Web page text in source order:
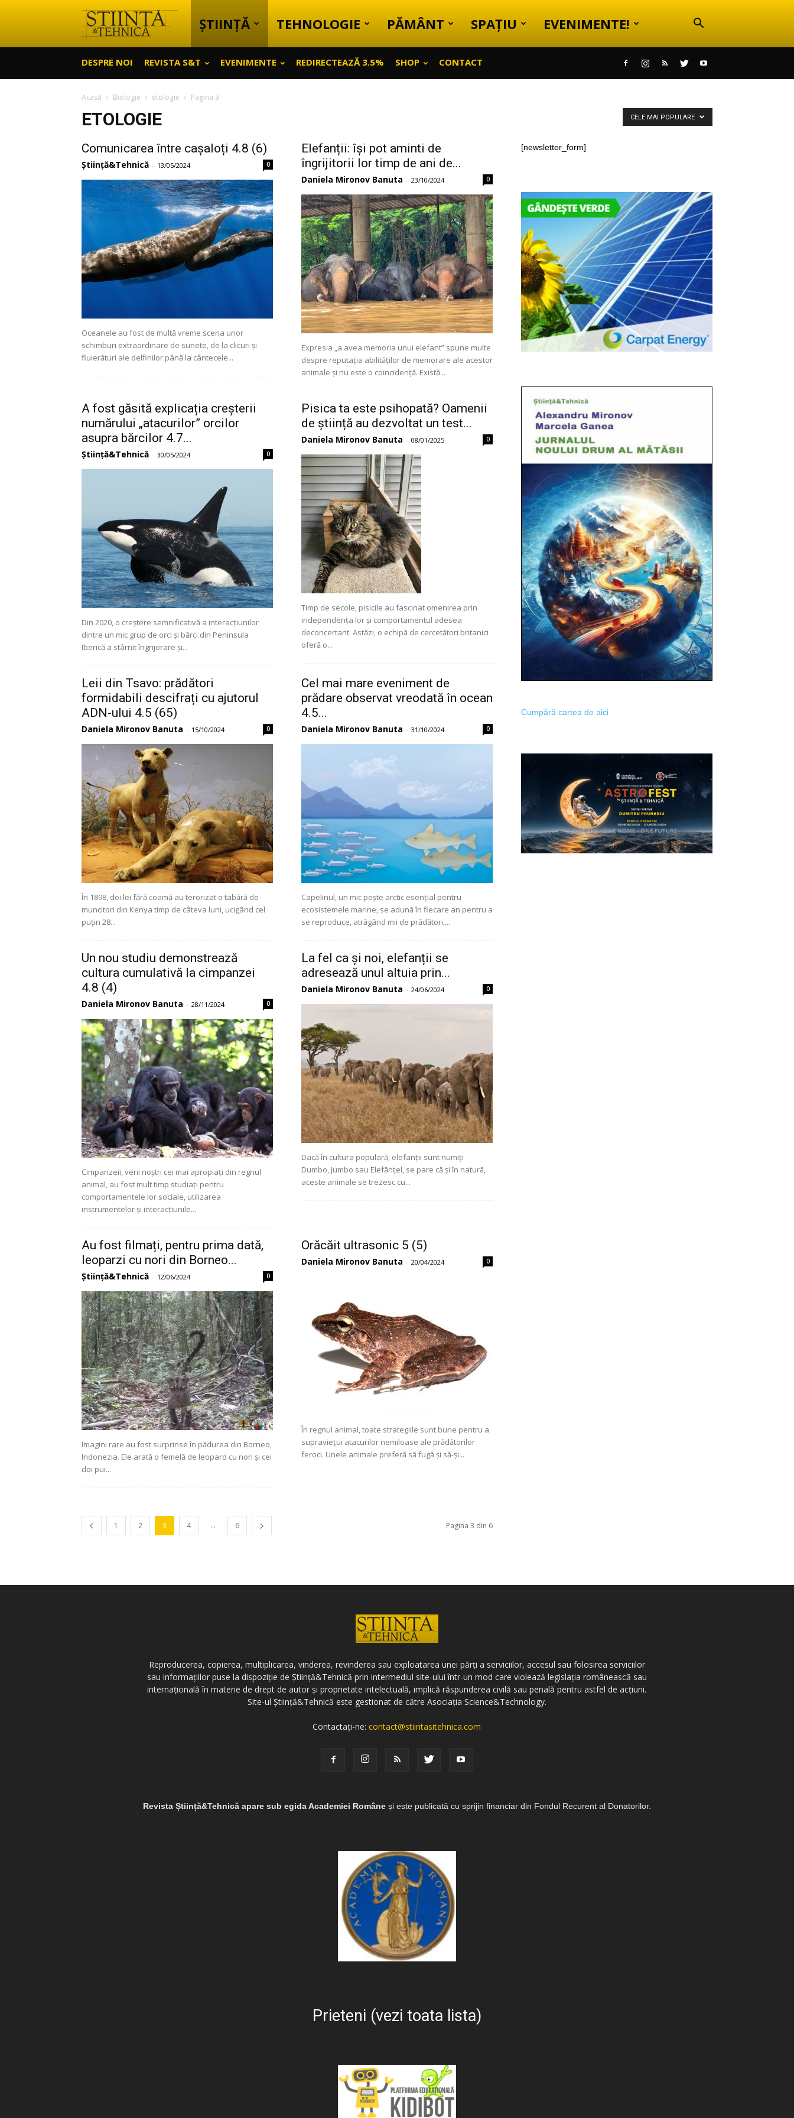
Știință
ȘTIINȚĂ TEHNOLOGIE PĂMÂNT SPAȚIU EVENIMENTE!
DESPRE NOI REVISTA S&T EVENIMENTE REDIRECTEAZĂ 3.5% SHOP CONTACT
Acasă Biologie etologie Pagina 3
ETOLOGIE CELE MAI POPULARE
Comunicarea între cașaloți 4.8 (6)
Știință&Tehnică - 13/05/2024 0
Oceanele au fost de multă vreme scena unor
schimburi extraordinare de sunete, de la clicuri și
fluierături ale delfinilor până la cântecele...
Elefanții: își pot aminti de
îngrijitorii lor timp de ani de...
Daniela Mironov Banuta - 23/10/2024 0
Expresia „a avea memoria unui elefant” spune multe
despre reputația abilităților de memorare ale acestor
animale și nu este o coincidență. Există...
A fost găsită explicația creșterii
numărului „atacurilor” orcilor
asupra bărcilor 4.7...
Știință&Tehnică - 30/05/2024 0
Din 2020, o creștere semnificativă a interacțiunilor
dintre un mic grup de orci și bărci din Peninsula
Iberică a stârnit îngrijorare și...
Pisica ta este psihopată? Oamenii
de știință au dezvoltat un test...
Daniela Mironov Banuta - 08/01/2025 0
Timp de secole, pisicile au fascinat omenirea prin
independența lor și comportamentul adesea
deconcertant. Astăzi, o echipă de cercetători britanici
oferă o...
Leii din Tsavo: prădători
formidabili descifrați cu ajutorul
ADN-ului 4.5 (65)
Daniela Mironov Banuta - 15/10/2024 0
În 1898, doi lei fără coamă au terorizat o tabără de
muncitori din Kenya timp de câteva luni, ucigând cel
puțin 28...
Cel mai mare eveniment de
prădare observat vreodată în ocean
4.5...
Daniela Mironov Banuta - 31/10/2024 0
Capelinul, un mic pește arctic esențial pentru
ecosistemele marine, se adună în fiecare an pentru a
se reproduce, atrăgând mii de prădători,...
Un nou studiu demonstrează
cultura cumulativă la cimpanzei
4.8 (4)
Daniela Mironov Banuta - 28/11/2024 0
Cimpanzeii, verii noștri cei mai apropiați din regnul
animal, au fost mult timp studiați pentru
comportamentele lor sociale, utilizarea
instrumentelor și interacțiunile...
La fel ca și noi, elefanții se
adresează unul altuia prin...
Daniela Mironov Banuta - 24/06/2024 0
Dacă în cultura populară, elefanții sunt numiți
Dumbo, Jumbo sau Elefănțel, se pare că și în natură,
aceste animale se trezesc cu...
Au fost filmați, pentru prima dată,
leoparzi cu nori din Borneo...
Știință&Tehnică - 12/06/2024 0
Imagini rare au fost surprinse în pădurea din Borneo,
Indonezia. Ele arată o femelă de leopard cu nori și cei
doi pui...
Orăcăit ultrasonic 5 (5)
Daniela Mironov Banuta - 20/04/2024 0
În regnul animal, toate strategiile sunt bune pentru a
supraviețui atacurilor nemiloase ale prădătorilor
feroci. Unele animale preferă să fugă și să-și...
1 2 3 4 ... 6 Pagina 3 din 6
[newsletter_form]
Cumpără cartea de aici
Reproducerea, copierea, multiplicarea, vinderea, revinderea sau exploatarea unei părți a serviciilor, accesul sau folosirea serviciilor
sau informațiilor puse la dispoziție de Știință&Tehnică prin intermediul site-ului într-un mod care violează legislația românească sau
internațională în materie de drept de autor și proprietate intelectuală, implică răspunderea civilă sau penală pentru astfel de acțiuni.
Site-ul Știință&Tehnică este gestionat de către Asociația Science&Technology.
Contactați-ne:contact@stiintasitehnica.com
Revista Știință&Tehnică apare sub egida Academiei Române și este publicată cu sprijin financiar din Fondul Recurent al Donatorilor.
Prieteni (vezi toata lista)